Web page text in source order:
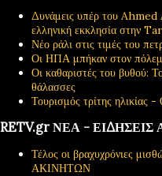
Δυνάμεις υπέρ του Ahmed
ελληνική εκκλησία στην
Νέο ράλι στις τιμές του
Οι ΗΠΑ μπήκαν στον
Οι καθαριστές του
θάλασσες
Τουρισμός τρίτης ηλικίας
RETV.gr ΝΕΑ -
Τέλος οι βραχυχρόνιες
ΑΚΙΝΗΤΩΝ